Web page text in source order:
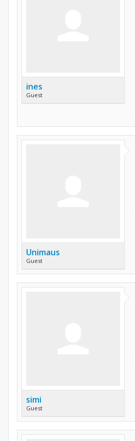
ines
Guest
Unimaus
Guest
simi
Guest